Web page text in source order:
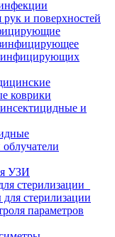
и поверхностей
коврики
и
УЗИ
стерилизации
стерилизации
параметров